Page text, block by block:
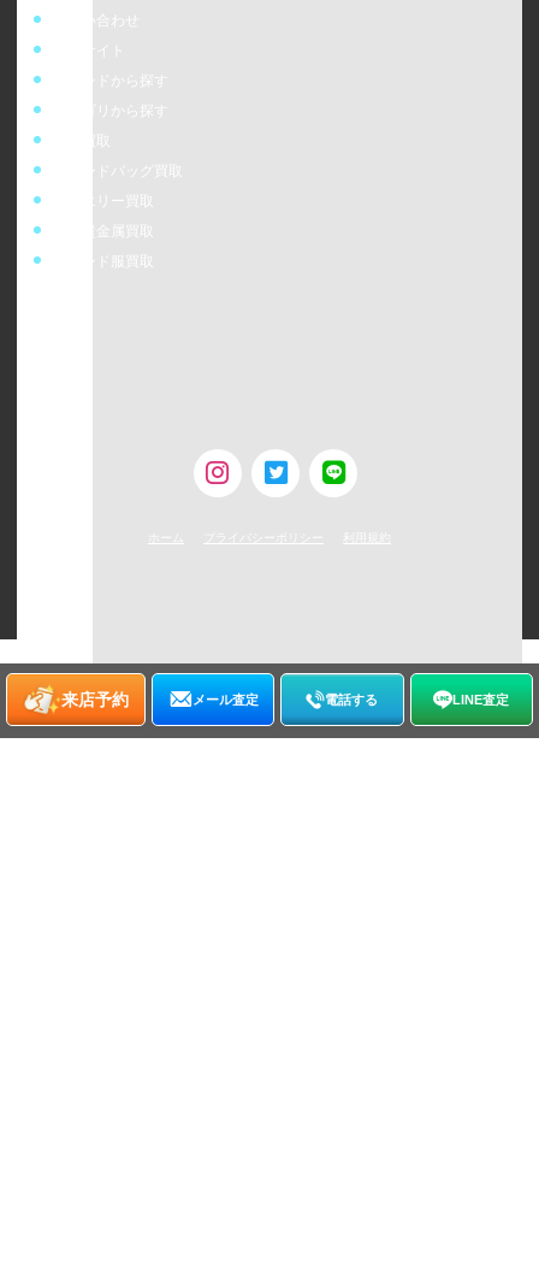
お問い合わせ
販売サイト
ブランドから探す
カテゴリから探す
ブランドバッグ買取
ジュエリー買取
金・貴金属買取
ブランド服買取
来店予約 メール査定 電話する LINE査定